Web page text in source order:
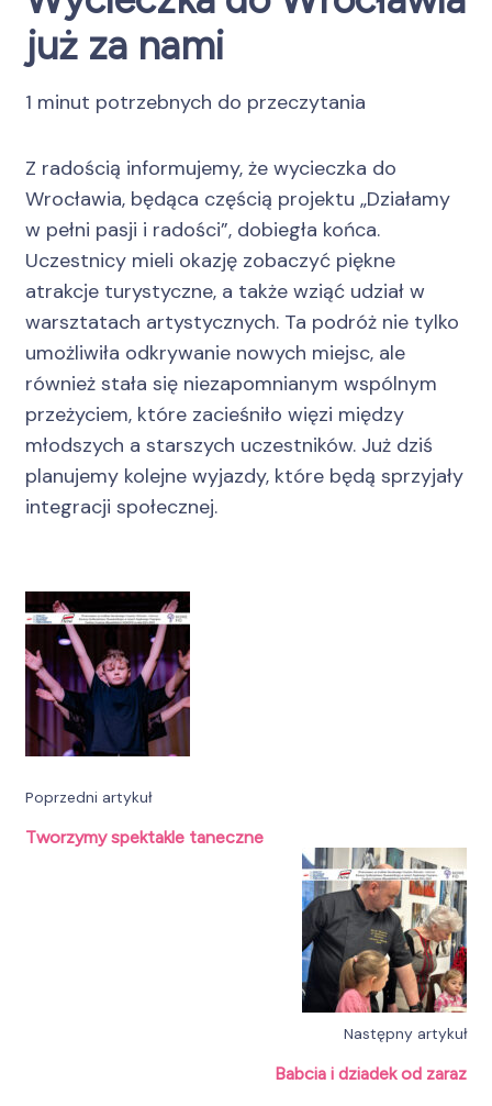
już za nami
1 minut potrzebnych do przeczytania
Z radością informujemy, że wycieczka do
Wrocławia, będąca częścią projektu „Działamy
w pełni pasji i radości”, dobiegła końca.
Uczestnicy mieli okazję zobaczyć piękne
atrakcje turystyczne, a także wziąć udział w
warsztatach artystycznych. Ta podróż nie tylko
umożliwiła odkrywanie nowych miejsc, ale
również stała się niezapomnianym wspólnym
przeżyciem, które zacieśniło więzi między
młodszych a starszych uczestników. Już dziś
planujemy kolejne wyjazdy, które będą sprzyjały
integracji społecznej.
Nawigacja
wpisu
Poprzedni artykuł
Tworzymy spektakle taneczne
Następny artykuł
Babcia i dziadek od zaraz